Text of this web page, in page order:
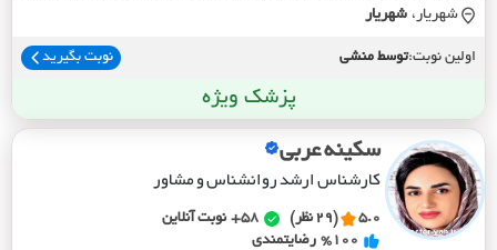
شهریار، شهريار
اولین نوبت:توسط منشی نوبت بگیرید
پزشک ویژه
سکینه عربی
کارشناس ارشد روانشناس و مشاور
5.0 (29 نظر) 58+
نوبت آنلاین
%100 رضایتمندی